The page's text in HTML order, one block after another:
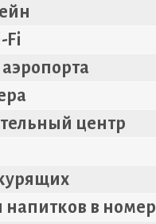
Fi
центр
напитков в номер